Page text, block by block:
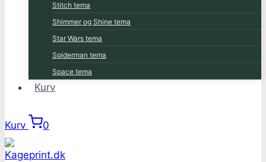
Stitch tema
Shimmer og Shine tema
Star Wars tema
Spiderman tema
Space tema
Kurv
Kurv 0